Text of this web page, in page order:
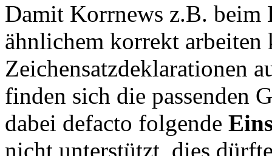
Damit Korrnews z.B. beim
ähnlichem korrekt arbeiten
Zeichensatzdeklarationen
finden sich die passenden
dabei defacto folgende
nicht unterstützt, dies